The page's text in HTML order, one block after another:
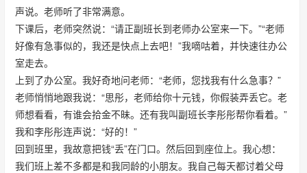
声说。老师听了非常满意。
下课后，老师突然说：“请正副班长到老师办公室来一下。”“老师
好像有急事似的，我还是快点上去吧！”我嘀咕着，并快速往办公
室走去。
上到了办公室。我好奇地问老师：“老师，您找我有什么急事？”
老师悄悄地跟我说：“思彤，老师给你十元钱，你假装弄丢它。老
师想看看，有谁会拾金不昧。还有我叫副班长李彤彤帮你看着。”
我和李彤彤连声说：“好的！”
回到班里，我故意把钱“丢”在门口。然后回到座位上。我心想：
我们班上差不多都是和我同龄的小朋友。我自己每天都讨着父母